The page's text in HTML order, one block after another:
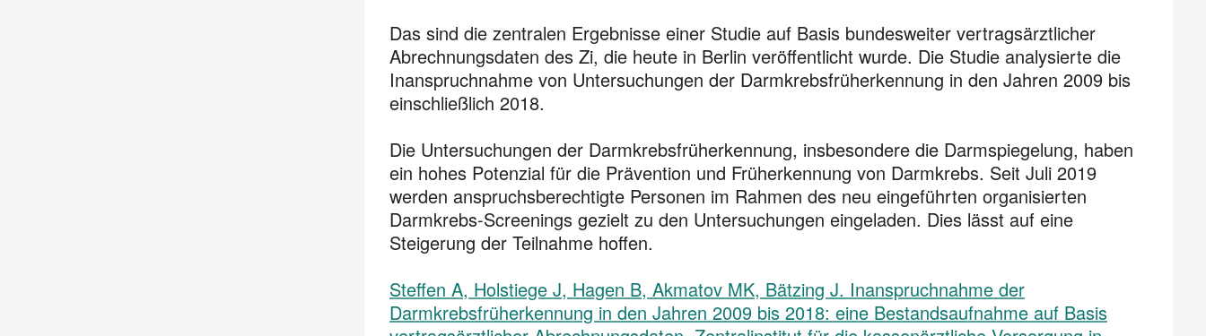
Das sind die zentralen Ergebnisse einer Studie auf Basis bundesweiter vertragsärztlicher
Abrechnungs­daten des Zi, die heute in Berlin veröffentlicht wurde. Die Studie analysierte die
Inan­spruchnahme von Untersuchungen der Darmkrebsfrüherkennung in den Jahren 2009 bis
einschließlich 2018.
Die Untersuchungen der Darmkrebsfrüherkennung, insbesondere die Darmspiegelung, haben
ein hohes Potenzial für die Prävention und Früherkennung von Darmkrebs. Seit Juli 2019
werden anspruchs­berech­tigte Personen im Rahmen des neu eingeführten organisierten
Darmkrebs-Screenings gezielt zu den Untersuchungen eingeladen. Dies lässt auf eine
Steigerung der Teilnahme hoffen.
Steffen A, Holstiege J, Hagen B, Akmatov MK, Bätzing J. Inanspruchnahme der
Darmkrebsfrüherkennung in den Jahren 2009 bis 2018: eine Bestandsaufnahme auf Basis